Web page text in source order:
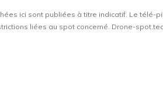
ici sont publiées à titre indicatif. Le
liées au spot concerné. Drone-